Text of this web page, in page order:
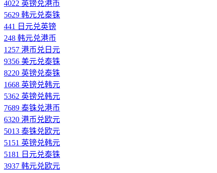
4022 英镑兑港币
5629 韩元兑泰铢
441 日元兑英镑
248 韩元兑港币
1257 港币兑日元
9356 美元兑泰铢
8220 英镑兑泰铢
1668 英镑兑韩元
5362 英镑兑韩元
7689 泰铢兑港币
6320 港币兑欧元
5013 泰铢兑欧元
5151 英镑兑韩元
5181 日元兑泰铢
3937 韩元兑欧元